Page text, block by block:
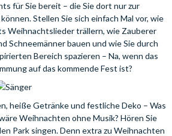
für Sie bereit – die Sie dort nur zur
Stellen Sie sich einfach Mal vor, wie
Weihnachtslieder trällern, wie Zauberer
Schneemänner bauen und wie Sie durch
Bereich spazieren – Na, wenn das
auf das kommende Fest ist?
heiße Getränke und festliche Deko – Was
Weihnachten ohne Musik? Hören Sie
Park singen. Denn extra zu Weihnachten